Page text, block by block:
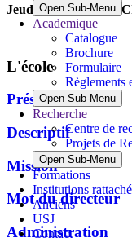
Open Sub-Menu
Academique
Catalogue
Brochure
Formulaire
Règlements
Open Sub-Menu
Recherche
Centre de
Projets de
Open Sub-Menu
Formations
Institutions
Anciens
USJ
Contact
Jeudi 4 juin 2026 au
L'école
Présentation
Descriptif
Mission
Mot du directeur
Administration